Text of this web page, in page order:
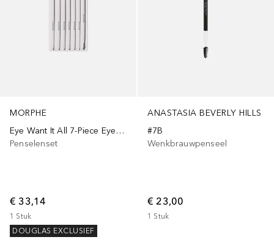
MORPHE
Eye Want It All 7-Piece Eye Brush Set
Penselenset
€ 33,14
1 Stuk
DOUGLAS EXCLUSIEF
ANASTASIA BEVERLY HILLS
#7B
Wenkbrauwpenseel
€ 23,00
1 Stuk